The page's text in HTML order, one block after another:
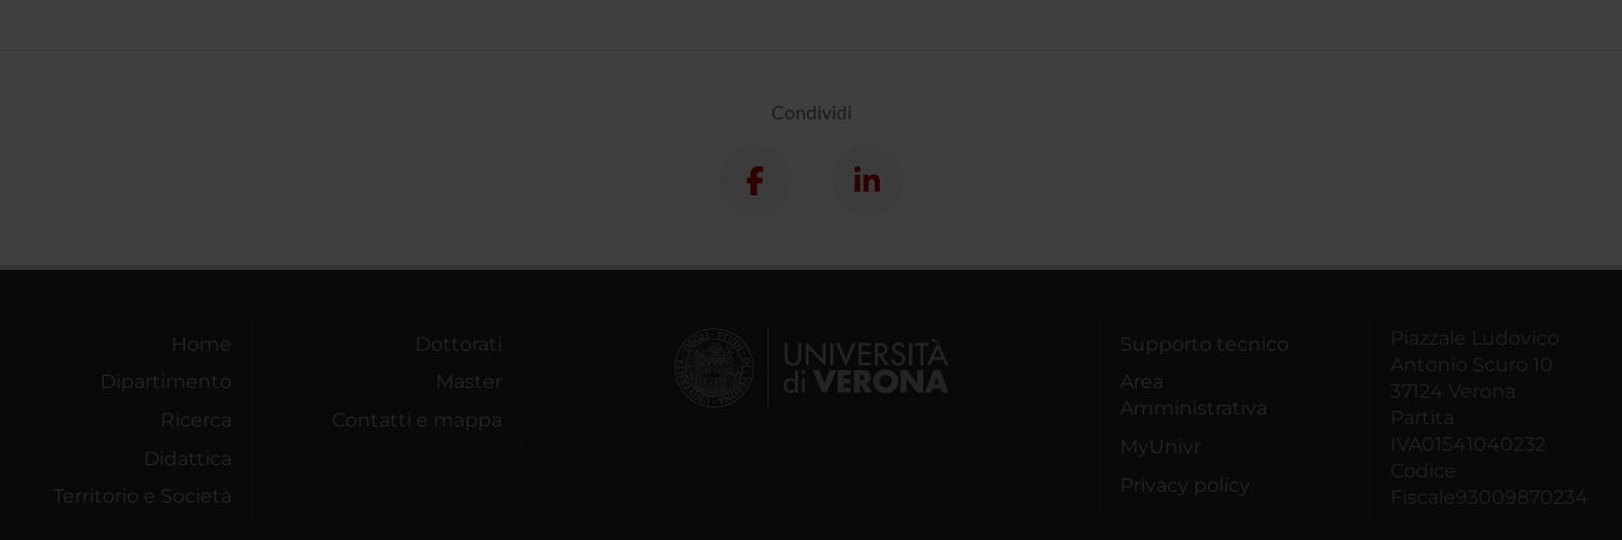
Condividi
Home
Dipartimento
Ricerca
Didattica
Territorio e Società
Dottorati
Master
Contatti e mappa
Supporto tecnico
Area
Amministrativa
MyUnivr
Privacy policy
Piazzale Ludovico
Antonio Scuro 10
37124 Verona
Partita
IVA01541040232
Codice
Fiscale93009870234